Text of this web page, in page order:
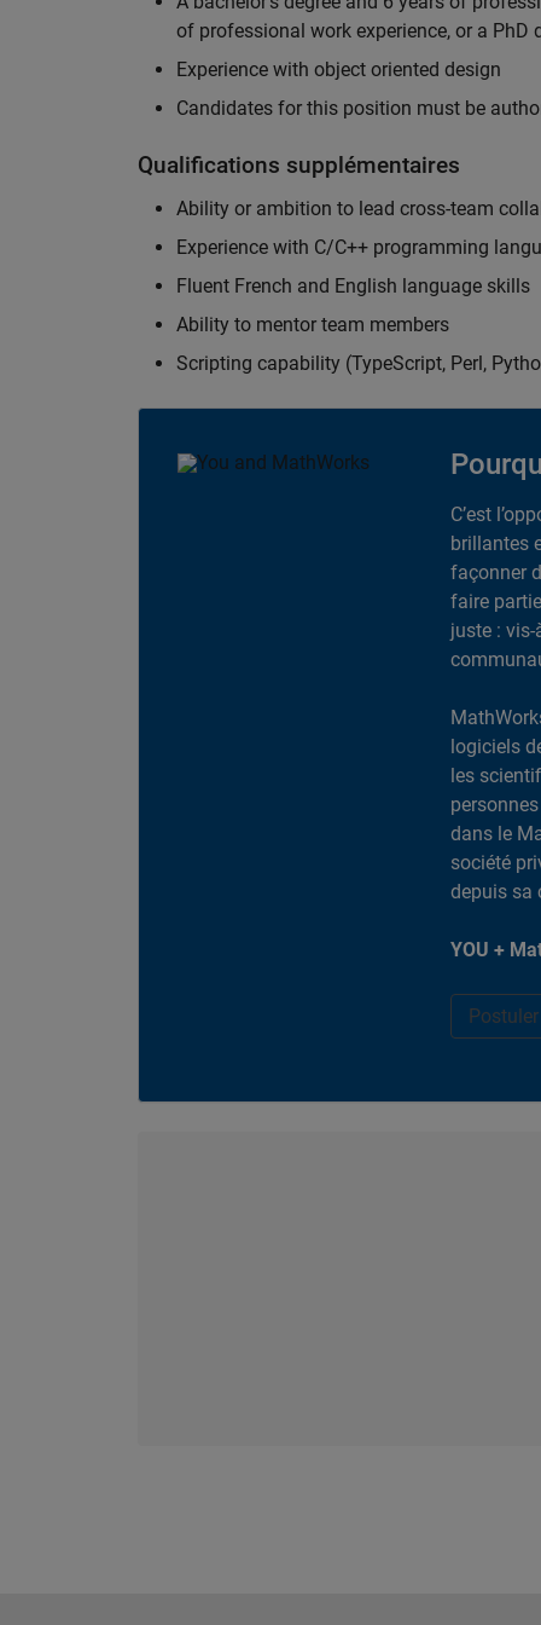
of professional work experience, or a PhD
Experience with object oriented design
Candidates for this position must be
Qualifications supplémentaires
Ability or ambition to lead cross-team
Experience with C/C++ programming
Fluent French and English language skills
Ability to mentor team members
Scripting capability (TypeScript, Perl,
C’est
brillantes
façonner
faire
juste : vis-
logiciels
les
dans le
société
depuis sa
YOU +